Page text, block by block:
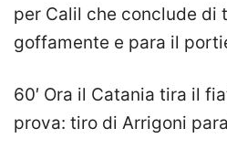
per Calil che conclude di
goffamente e para il
60′ Ora il Catania tira il
prova: tiro di Arrigoni